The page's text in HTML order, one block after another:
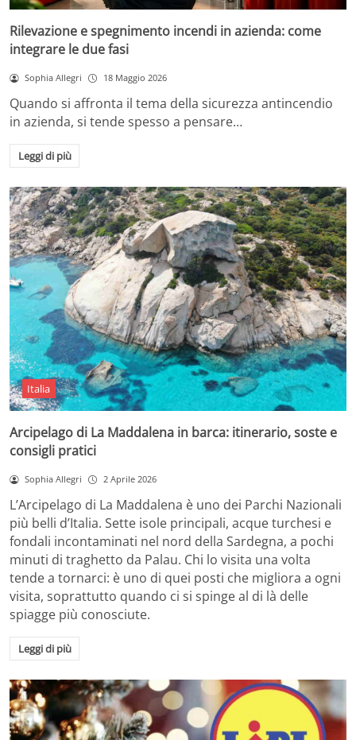
Rilevazione e spegnimento incendi in azienda: come
integrare le due fasi
Sophia Allegri 18 Maggio 2026
Quando si affronta il tema della sicurezza antincendio
in azienda, si tende spesso a pensare…
Leggi di più
Italia
Arcipelago di La Maddalena in barca: itinerario, soste e
consigli pratici
Sophia Allegri 2 Aprile 2026
L’Arcipelago di La Maddalena è uno dei Parchi Nazionali
più belli d’Italia. Sette isole principali, acque turchesi e
fondali incontaminati nel nord della Sardegna, a pochi
minuti di traghetto da Palau. Chi lo visita una volta
tende a tornarci: è uno di quei posti che migliora a ogni
visita, soprattutto quando ci si spinge al di là delle
spiagge più conosciute.
Leggi di più